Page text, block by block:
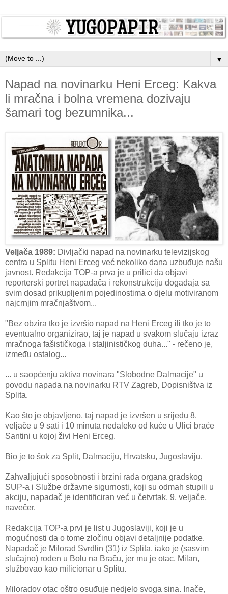
▼
Napad na novinarku Heni Erceg: Kakva
li mračna i bolna vremena dozivaju
šamari tog bezumnika...
Veljača 1989: Divljački napad na novinarku televizijskog
centra u Splitu Heni Erceg već nekoliko dana uzbuđuje našu
javnost. Redakcija TOP-a prva je u prilici da objavi
reporterski portret napadača i rekonstrukciju događaja sa
svim dosad prikupljenim pojedinostima o djelu motiviranom
najcrnjim mračnjaštvom...
"Bez obzira tko je izvršio napad na Heni Erceg ili tko je to
eventualno organizirao, taj je napad u svakom slučaju izraz
mračnoga fašističkoga i staljinističkog duha..." - rečeno je,
između ostalog...
... u saopćenju aktiva novinara "Slobodne Dalmacije" u
povodu napada na novinarku RTV Zagreb, Dopisništva iz
Splita.
Kao što je objavljeno, taj napad je izvršen u srijedu 8.
veljače u 9 sati i 10 minuta nedaleko od kuće u Ulici braće
Santini u kojoj živi Heni Erceg.
Bio je to šok za Split, Dalmaciju, Hrvatsku, Jugoslaviju.
Zahvaljujući sposobnosti i brzini rada organa gradskog
SUP-a i Službe državne sigurnosti, koji su odmah stupili u
akciju, napadač je identificiran već u četvrtak, 9. veljače,
navečer.
Redakcija TOP-a prvi je list u Jugoslaviji, koji je u
mogućnosti da o tome zločinu objavi detaljnije podatke.
Napadač je Milorad Svrdlin (31) iz Splita, iako je (sasvim
slučajno) rođen u Bolu na Braču, jer mu je otac, Milan,
službovao kao milicionar u Splitu.
Miloradov otac oštro osuđuje nedjelo svoga sina. Inače,